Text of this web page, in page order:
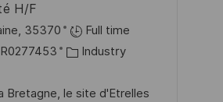
H/F
35370
Full time
R0277453
K
t
Industry
Bretagne, le site d'Etrelles